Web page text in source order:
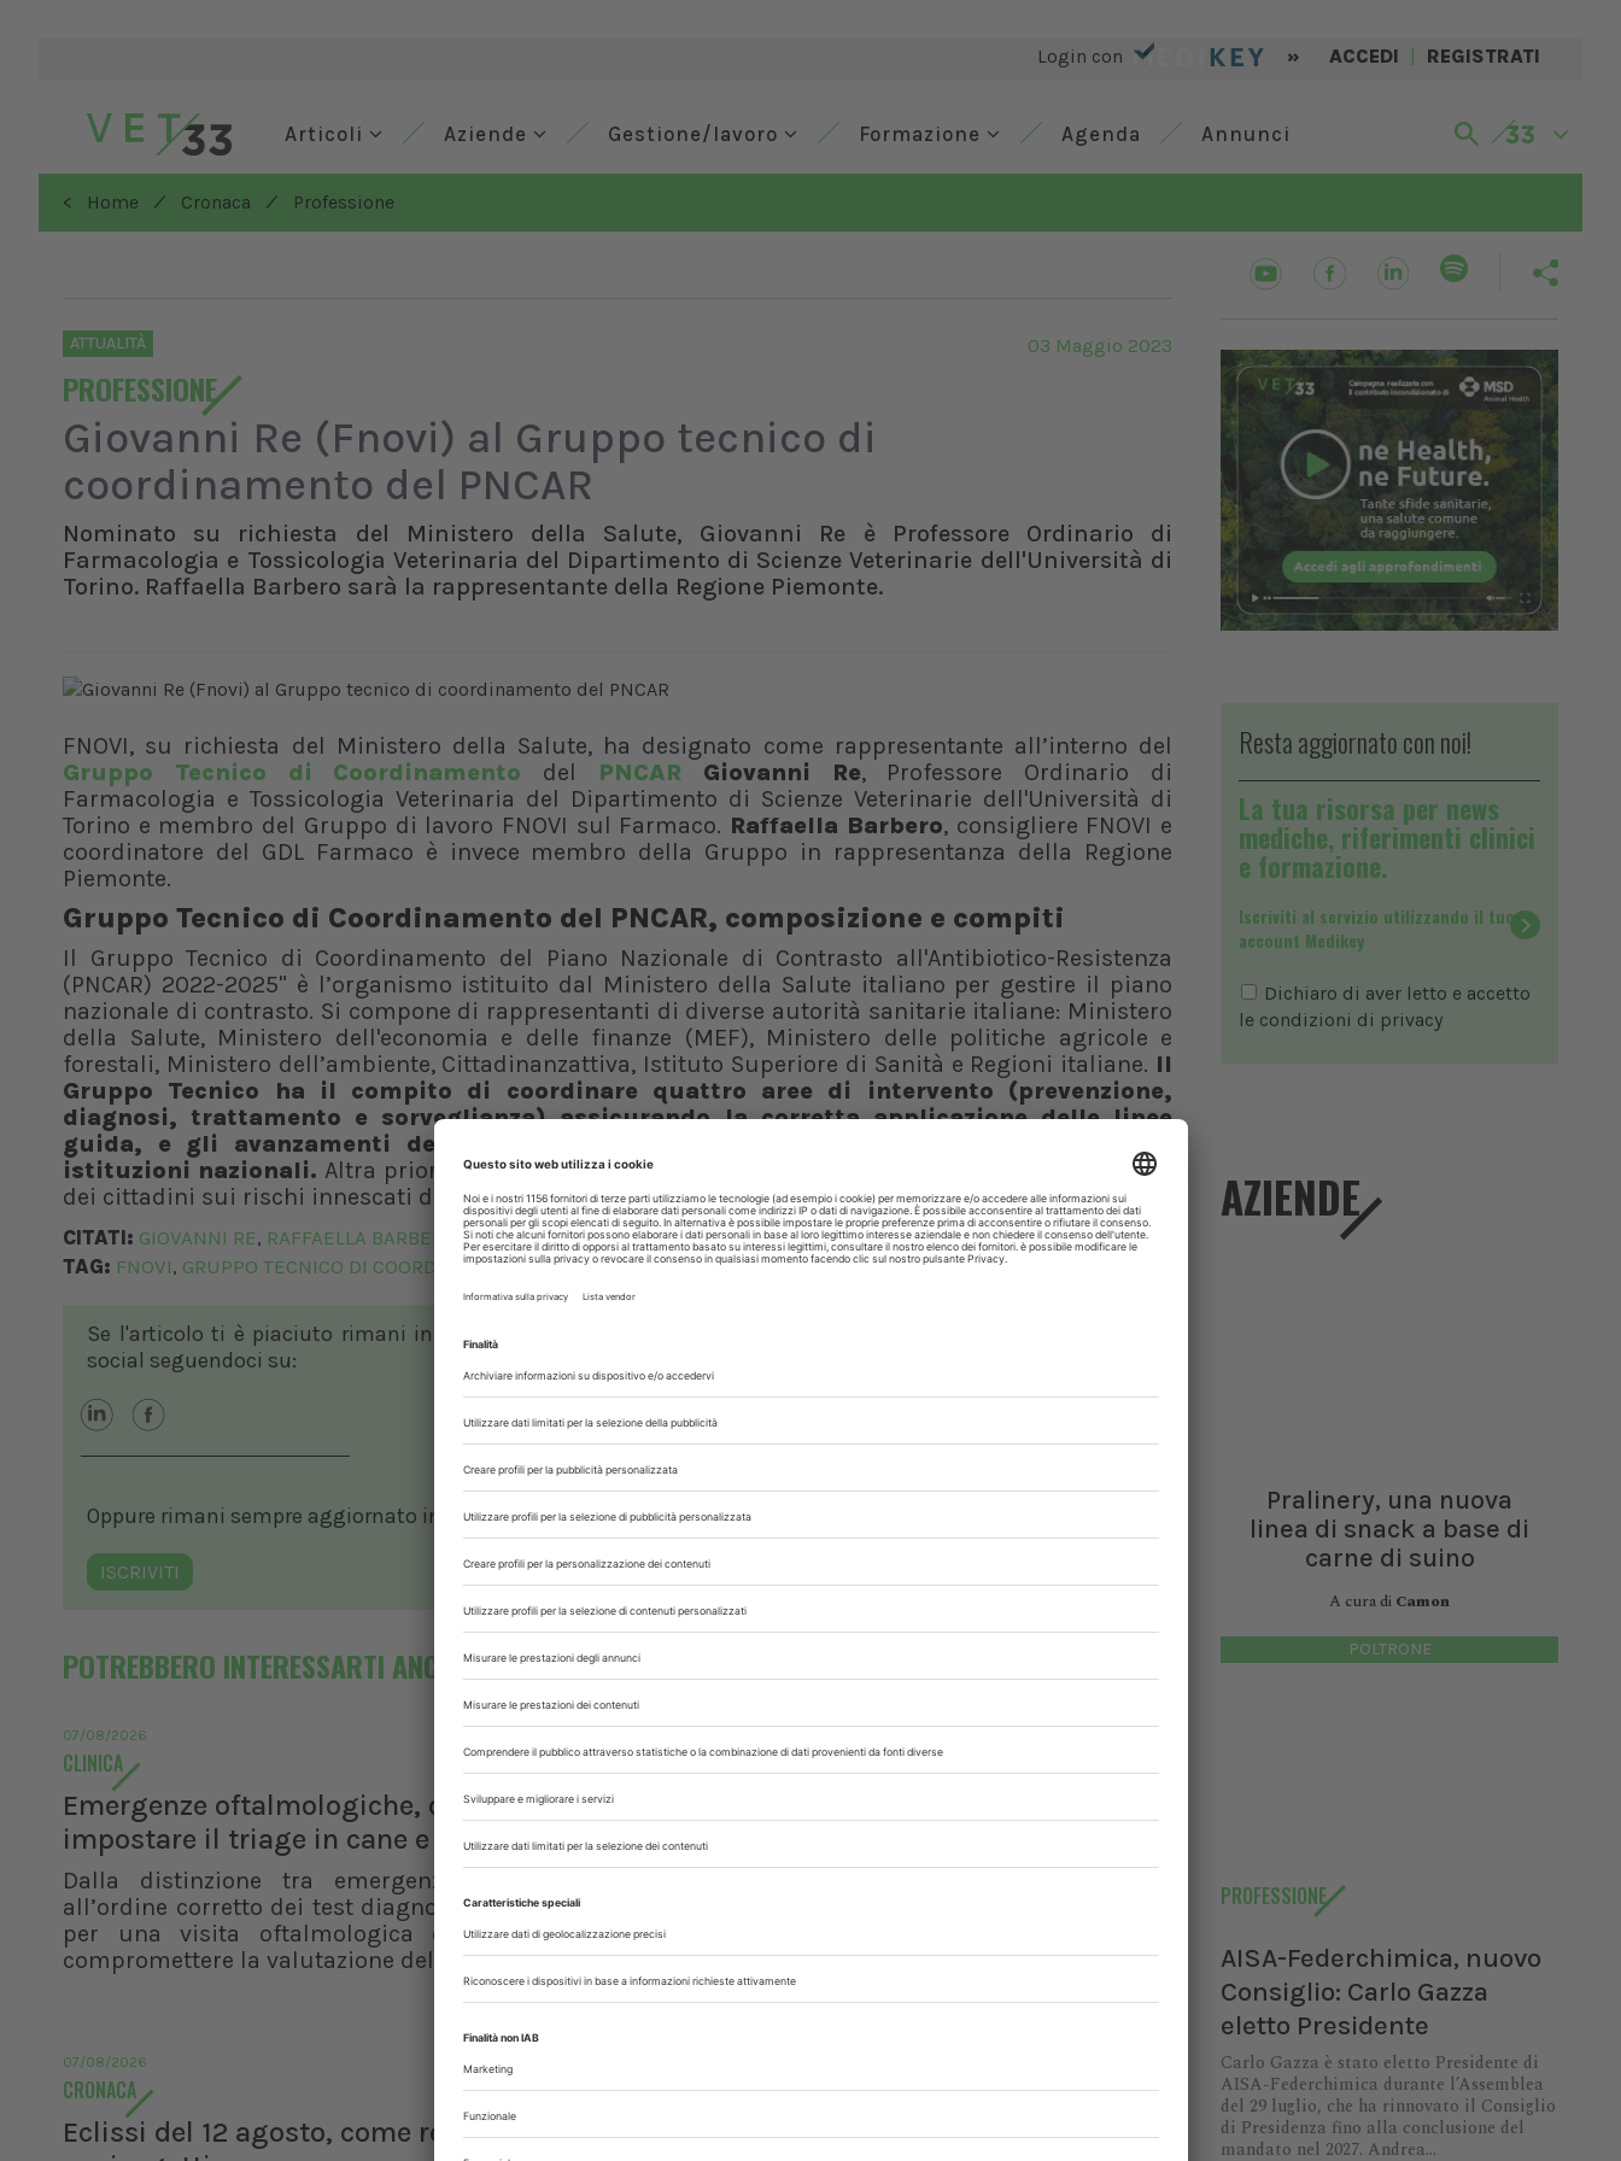
Login con » ACCEDI | REGISTRATI
Articoli Aziende Gestione/lavoro Formazione Agenda Annunci
< Home / Cronaca / Professione
ATTUALITÀ
PROFESSIONE
03 Maggio 2023
Giovanni Re (Fnovi) al Gruppo tecnico di
coordinamento del PNCAR
Nominato su richiesta del Ministero della Salute, Giovanni Re è Professore Ordinario di
Farmacologia e Tossicologia Veterinaria del Dipartimento di Scienze Veterinarie dell'Università di
Torino. Raffaella Barbero sarà la rappresentante della Regione Piemonte.
FNOVI, su richiesta del Ministero della Salute, ha designato come rappresentante all’interno del
Gruppo Tecnico di Coordinamento del PNCAR Giovanni Re, Professore Ordinario di
Farmacologia e Tossicologia Veterinaria del Dipartimento di Scienze Veterinarie dell'Università di
Torino e membro del Gruppo di lavoro FNOVI sul Farmaco. Raffaella Barbero, consigliere FNOVI e
coordinatore del GDL Farmaco è invece membro della Gruppo in rappresentanza della Regione
Piemonte.
Gruppo Tecnico di Coordinamento del PNCAR, composizione e compiti
Il Gruppo Tecnico di Coordinamento del Piano Nazionale di Contrasto all'Antibiotico-Resistenza
(PNCAR) 2022-2025" è l’organismo istituito dal Ministero della Salute italiano per gestire il piano
nazionale di contrasto. Si compone di rappresentanti di diverse autorità sanitarie italiane: Ministero
della Salute, Ministero dell'economia e delle finanze (MEF), Ministero delle politiche agricole e
forestali, Ministero dell’ambiente, Cittadinanzattiva, Istituto Superiore di Sanità e Regioni italiane. Il
Gruppo Tecnico ha il compito di coordinare quattro aree di intervento (prevenzione,
diagnosi, trattamento e sorveglianza) assicurando la corretta applicazione delle linee
guida, e gli avanzamenti della ricerca scientifica, anche in collaborazione con altre
istituzioni nazionali. Altra priorità del gruppo tecnico è quella di incrementare la consapevolezza
dei cittadini sui rischi innescati dall’abuso degli antibiotici.
CITATI: GIOVANNI RE, RAFFAELLA BARBERO
TAG: FNOVI, GRUPPO TECNICO DI COORDINAMENTO DEL PNCAR,MINISTERO DELLA SALUTE,PNCAR
Se l'articolo ti è piaciuto rimani in contatto con noi sui nostri canali
social seguendoci su:
Oppure rimani sempre aggiornato in ambito veterinario, iscrivendoti alla nostra newsletter!
ISCRIVITI
POTREBBERO INTERESSARTI ANCHE
07/08/2026
CLINICA
Emergenze oftalmologiche, come
impostare il triage in cane e gatto
Dalla distinzione tra emergenza e urgenza
all’ordine corretto dei test diagnostici, i principi
per una visita oftalmologica efficace senza
compromettere la valutazione del paziente
DAL SETTORE
Carlo Gazza eletto Presidente
che ha rinnovato il Consiglio di Presidenza fino
alla conclusione del mandato nel 2027. Andrea...
A cura diRedazione Vet33
07/08/2026
CRONACA
Eclissi del 12 agosto, come reagiscono
CLINICA
Disturbi comportamentali, una
Resta aggiornato con noi!
La tua risorsa per news
mediche, riferimenti clinici
e formazione.
Iscriviti al servizio utilizzando il tuo
account Medikey
Dichiaro di aver letto e accetto
le condizioni di privacy
AZIENDE
Pralinery, una nuova
linea di snack a base di
carne di suino
A cura di Camon
POLTRONE
PROFESSIONE
AISA-Federchimica, nuovo
Consiglio: Carlo Gazza
eletto Presidente
Carlo Gazza è stato eletto Presidente di
AISA-Federchimica durante l’Assemblea
del 29 luglio, che ha rinnovato il Consiglio
di Presidenza fino alla conclusione del
mandato nel 2027. Andrea...